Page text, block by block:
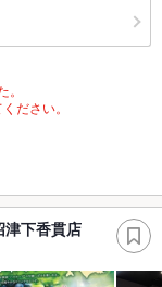
ださい。
下香貫店